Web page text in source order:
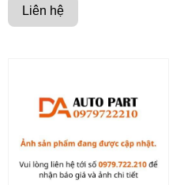
Liên hệ